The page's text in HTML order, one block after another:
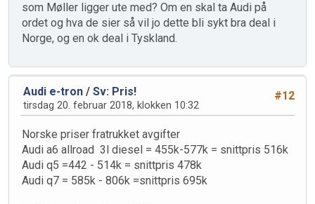
som Møller ligger ute med? Om en skal ta Audi på
ordet og hva de sier så vil jo dette bli sykt bra deal i
Norge, og en ok deal i Tyskland.
#12
Audi e-tron / Sv: Pris!
tirsdag 20. februar 2018, klokken 10:32
Norske priser fratrukket avgifter
Audi a6 allroad 3l diesel = 455k-577k = snittpris 516k
Audi q5 =442 - 514k = snittpris 478k
Audi q7 = 585k - 806k =snittpris 695k